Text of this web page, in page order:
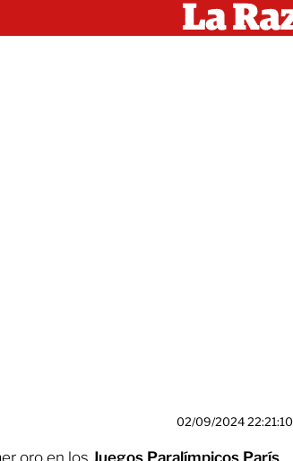
02/09/2024 22:21:10
oro en los Juegos Paralímpicos París